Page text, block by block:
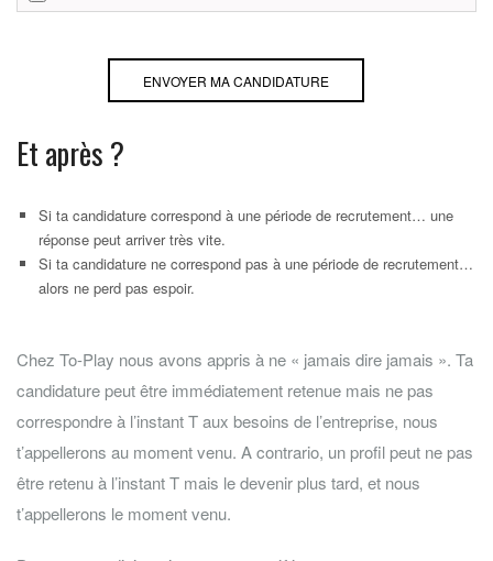
Et après ?
Si ta candidature correspond à une période de recrutement… une
réponse peut arriver très vite.
Si ta candidature ne correspond pas à une période de recrutement…
alors ne perd pas espoir.
Chez To-Play nous avons appris à ne « jamais dire jamais ». Ta
candidature peut être immédiatement retenue mais ne pas
correspondre à l’instant T aux besoins de l’entreprise, nous
t’appellerons au moment venu. A contrario, un profil peut ne pas
être retenu à l’instant T mais le devenir plus tard, et nous
t’appellerons le moment venu.